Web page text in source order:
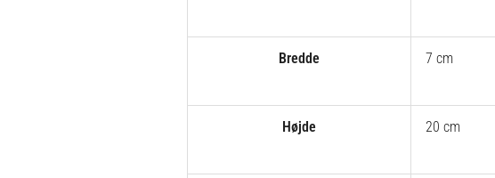
Bredde 7 cm
Højde 20 cm